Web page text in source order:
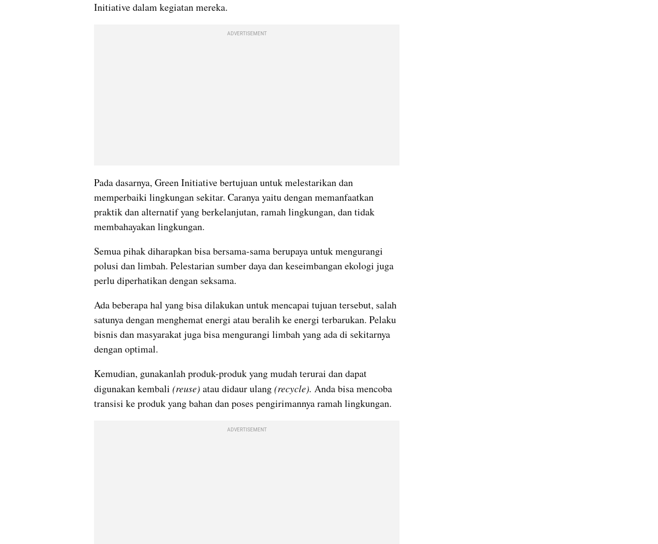
Initiative dalam kegiatan mereka.
ADVERTISEMENT
Pada dasarnya, Green Initiative bertujuan untuk melestarikan dan
memperbaiki lingkungan sekitar. Caranya yaitu dengan memanfaatkan
praktik dan alternatif yang berkelanjutan, ramah lingkungan, dan tidak
membahayakan lingkungan.
Semua pihak diharapkan bisa bersama-sama berupaya untuk mengurangi
polusi dan limbah. Pelestarian sumber daya dan keseimbangan ekologi juga
perlu diperhatikan dengan seksama.
Ada beberapa hal yang bisa dilakukan untuk mencapai tujuan tersebut, salah
satunya dengan menghemat energi atau beralih ke energi terbarukan. Pelaku
bisnis dan masyarakat juga bisa mengurangi limbah yang ada di sekitarnya
dengan optimal.
Kemudian, gunakanlah produk-produk yang mudah terurai dan dapat
digunakan kembali (reuse) atau didaur ulang (recycle). Anda bisa mencoba
transisi ke produk yang bahan dan poses pengirimannya ramah lingkungan.
ADVERTISEMENT